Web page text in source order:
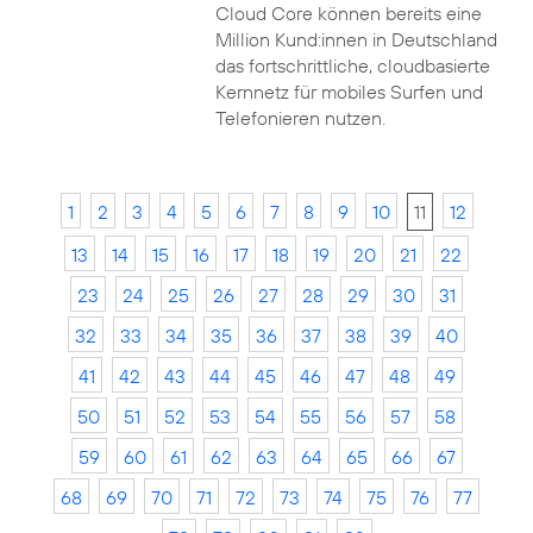
Cloud Core können bereits eine
Million Kund:innen in Deutschland
das fortschrittliche, cloudbasierte
Kernnetz für mobiles Surfen und
Telefonieren nutzen.
1 2 3 4 5 6 7 8 9 10 11
12
13
14 15 16 17 18 19 20 21
22
23
24 25 26 27 28 29 30
31
32
33 34 35 36 37 38 39
40
41
42 43 44 45 46 47 48
49
50
51 52 53 54 55 56 57
58
59
60 61 62 63 64 65 66
67
68
69 70 71 72 73 74 75 76
77